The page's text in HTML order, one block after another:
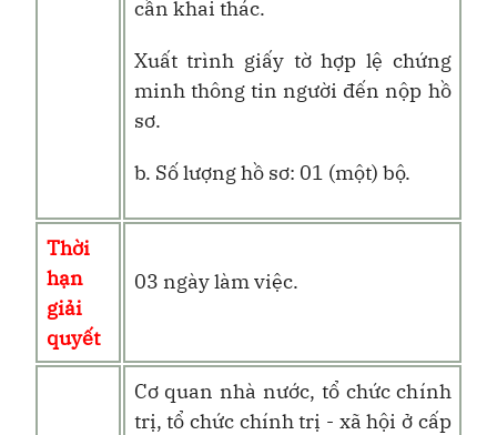
cần khai thác.
Xuất trình giấy tờ hợp lệ chứng
minh thông tin người đến nộp hồ
sơ.
b. Số lượng hồ sơ: 01 (một) bộ.
Thời
hạn
giải
quyết
03 ngày làm việc.
Cơ quan nhà nước, tổ chức chính
trị, tổ chức chính trị - xã hội ở cấp